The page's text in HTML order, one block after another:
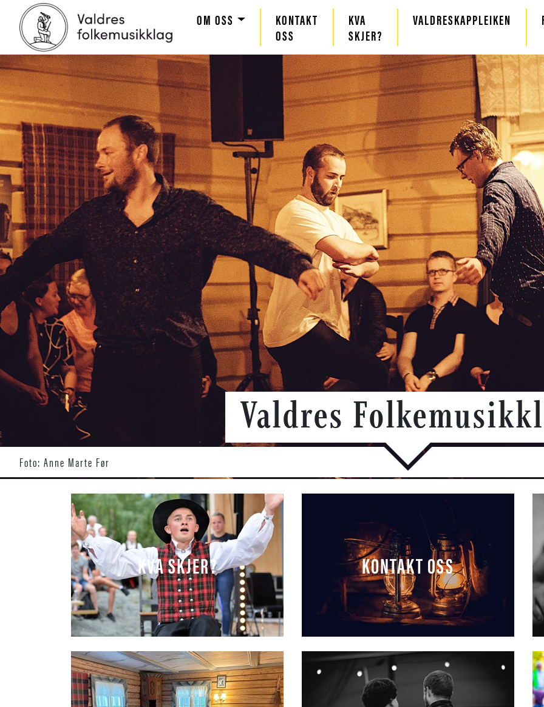
OM OSS
KONTAKT
OSS
KVA
SKJER?
VALDRESKAPPLEIKEN
Valdres
Foto: Anne Marte Før
KVA SKJER? KONTAKT OSS